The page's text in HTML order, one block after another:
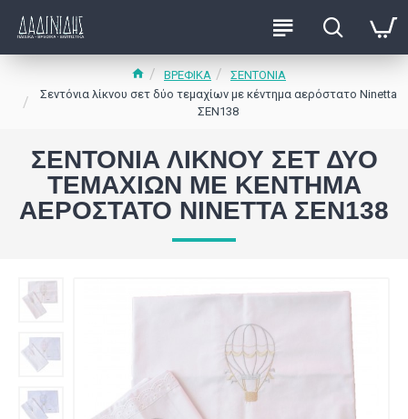
ΒΡΕΦΙΚΑ
ΣΕΝΤΟΝΙΑ
Σεντόνια λίκνου σετ δύο τεμαχίων με κέντημα αερόστατο Ninetta
ΣΕΝ138
ΣΕΝΤΌΝΙΑ ΛΊΚΝΟΥ ΣΕΤ ΔΎΟ
ΤΕΜΑΧΊΩΝ ΜΕ ΚΈΝΤΗΜΑ
ΑΕΡΌΣΤΑΤΟ NINETTA ΣΕΝ138